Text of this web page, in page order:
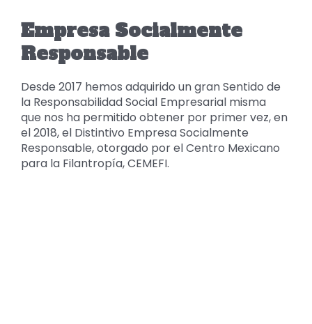
Empresa Socialmente
Responsable
Desde 2017 hemos adquirido un gran Sentido de
la Responsabilidad Social Empresarial misma
que nos ha permitido obtener por primer vez, en
el 2018, el Distintivo Empresa Socialmente
Responsable, otorgado por el Centro Mexicano
para la Filantropía, CEMEFI.